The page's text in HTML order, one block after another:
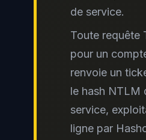
de service.
Toute requête
pour un
renvoie un
le hash NTLM
service,
ligne par